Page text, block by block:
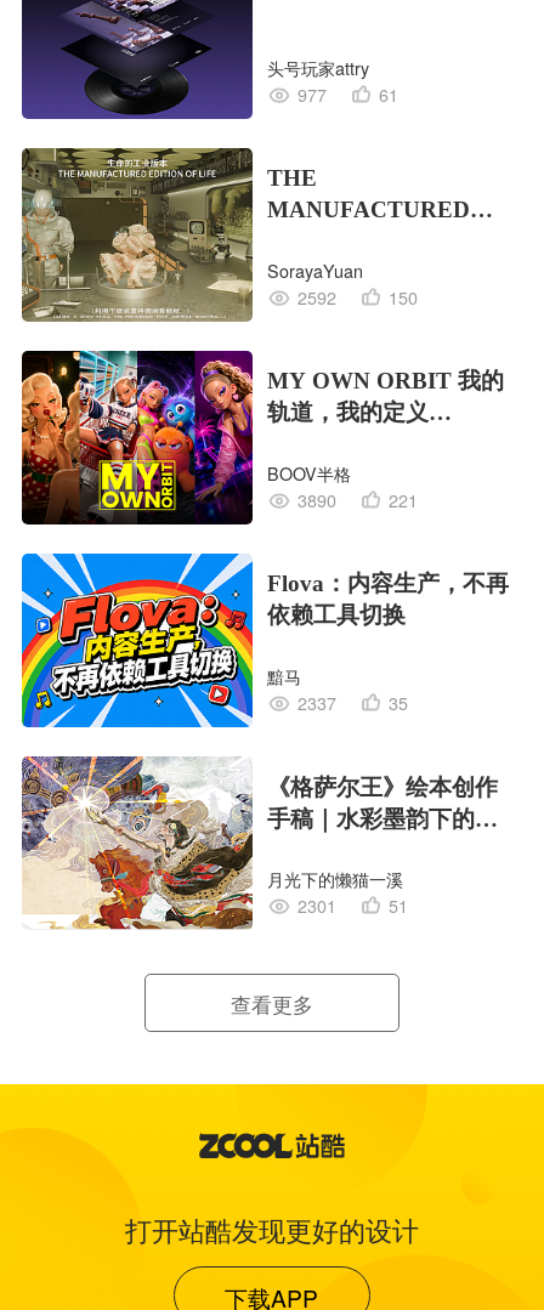
头号玩家attry
977
61
THE
MANUFACTURED
的工业版本
SorayaYuan
2592
150
MY OWN ORBIT 我的
轨道，我的定义
对
BOOV半格
3890
221
Flova：内容生产，不再
依赖工具切换
黯马
2337
35
《格萨尔王》绘本创作
手稿｜水彩墨韵下的史
月光下的懒猫一溪
2301
51
查看更多
打开站酷发现更好的设计
下载APP